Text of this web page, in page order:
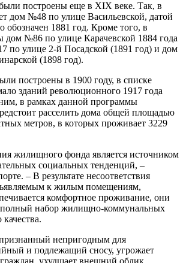
построены еще в XIX веке. Так, в
дом №48 по улице Васильевской, датой
обозначен 1881 год. Кроме того, в
дом №86 по улице Карачевской 1884 года
по улице 2-й Посадской (1891 год) и дом
(1898 год).
построены в 1900 году, в списке
зданий революционного 1917 года
в рамках данной программы
расселить дома общей площадью
метров, в которых проживает 3229
жилищного фонда является источником
социальных тенденций, –
– В результате несоответствия
к жилым помещениям,
комфортное проживание, они
полный набор жилищно-коммунальных
непригодным для
и подлежащий сносу, угрожает